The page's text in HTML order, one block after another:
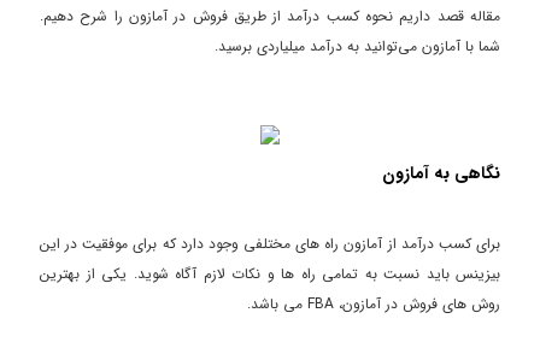
مقاله قصد داریم نحوه کسب درآمد از طریق فروش در آمازون را شرح دهیم.
شما با آمازون می‌توانید به درآمد میلیاردی برسید.
نگاهی به آمازون
برای کسب درآمد از آمازون راه های مختلفی وجود دارد که برای موفقیت در این
بیزینس باید نسبت به تمامی راه ها و نکات لازم آگاه شوید. یکی از بهترین
روش های فروش در آمازون، FBA می باشد.